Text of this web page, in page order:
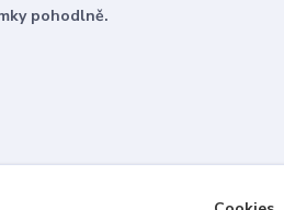
pohodlně.